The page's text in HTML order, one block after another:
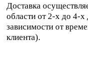
Доставка
области от 2-х до 4-х
зависимости от
клиента).